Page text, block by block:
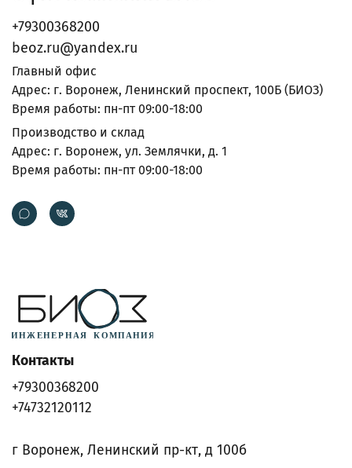
+79300368200
beoz.ru@yandex.ru
Главный офис
Адрес: г. Воронеж, Ленинский проспект, 100Б (БИОЗ)
Время работы: пн-пт 09:00-18:00
Производство и склад
Адрес: г. Воронеж, ул. Землячки, д. 1
Время работы: пн-пт 09:00-18:00
Контакты
+79300368200
+74732120112
г Воронеж, Ленинский пр-кт, д 100б